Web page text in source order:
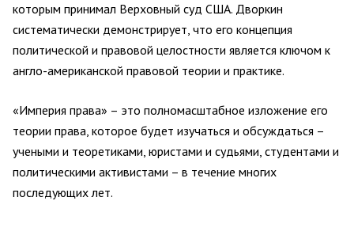
которым принимал Верховный суд США. Дворкин
систематически демонстрирует, что его концепция
политической и правовой целостности является ключом к
англо-американской правовой теории и практике.
«Империя права» – это полномасштабное изложение его
теории права, которое будет изучаться и обсуждаться –
учеными и теоретиками, юристами и судьями, студентами и
политическими активистами – в течение многих
последующих лет.